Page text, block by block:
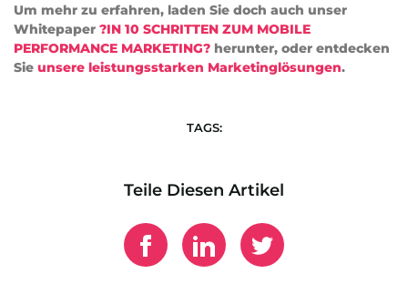
Um mehr zu erfahren, laden Sie doch auch unser
Whitepaper ?IN 10 SCHRITTEN ZUM MOBILE
PERFORMANCE MARKETING? herunter, oder entdecken
Sie unsere leistungsstarken Marketinglösungen.
TAGS:
Teile Diesen Artikel